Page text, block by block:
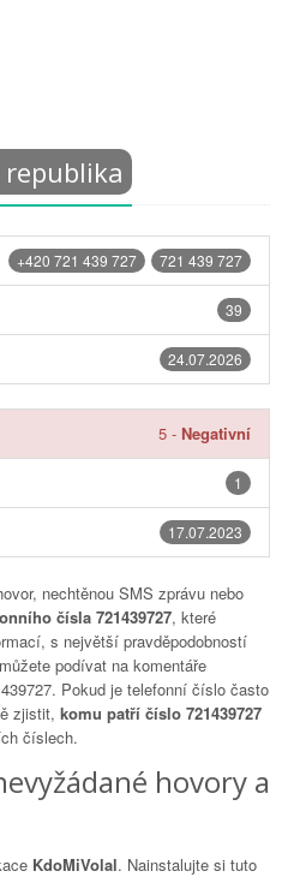
republika
721 439 727
+420 721 439 727
39
24.07.2026
5 - Negativní
1
17.07.2023
nechtěnou SMS zprávu nebo
čísla 721439727, které
s největší pravděpodobností
podívat na komentáře
. Pokud je telefonní číslo často
zjistit, komu patří číslo 721439727
číslech.
hovory a
KdoMiVolal. Nainstalujte si tuto